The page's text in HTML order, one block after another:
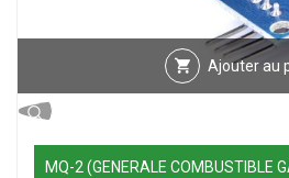
Ajouter au
MQ-2 (GENERALE COMBUSTIBLE